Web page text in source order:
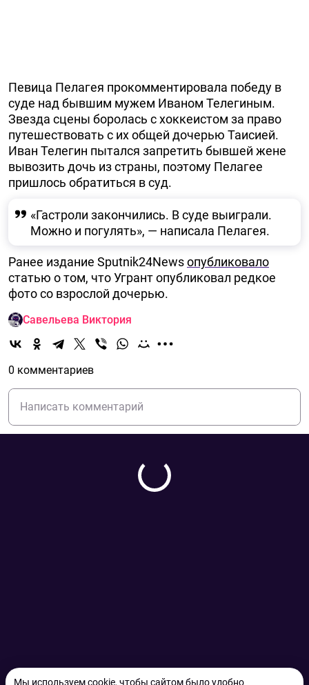
Мы используем cookie, чтобы сайтом было удобно
Певица Пелагея прокомментировала победу в
суде над бывшим мужем Иваном Телегиным.
Звезда сцены боролась с хоккеистом за право
путешествовать с их общей дочерью Таисией.
Иван Телегин пытался запретить бывшей жене
вывозить дочь из страны, поэтому Пелагее
пришлось обратиться в суд.
«Гастроли закончились. В суде выиграли.
Можно и погулять», — написала Пелагея.
Ранее издание Sputnik24Newsопубликовало
статью о том, что Угрант опубликовал редкое
фото со взрослой дочерью.
Савельева Виктория
0 комментариев